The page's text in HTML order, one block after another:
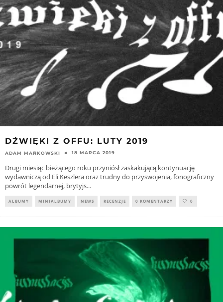
DŹWIĘKI Z OFFU: LUTY 2019
ADAM MAŃKOWSKI 18 MARCA 2019
Drugi miesiąc bieżącego roku przyniósł zaskakującą kontynuację
wydawniczą od Eli Keszlera oraz trudny do przyswojenia, fonograficzny
powrót legendarnej, brytyjs...
ALBUMY MINIALBUMY NEWS RECENZJE 0 KOMENTARZY 0